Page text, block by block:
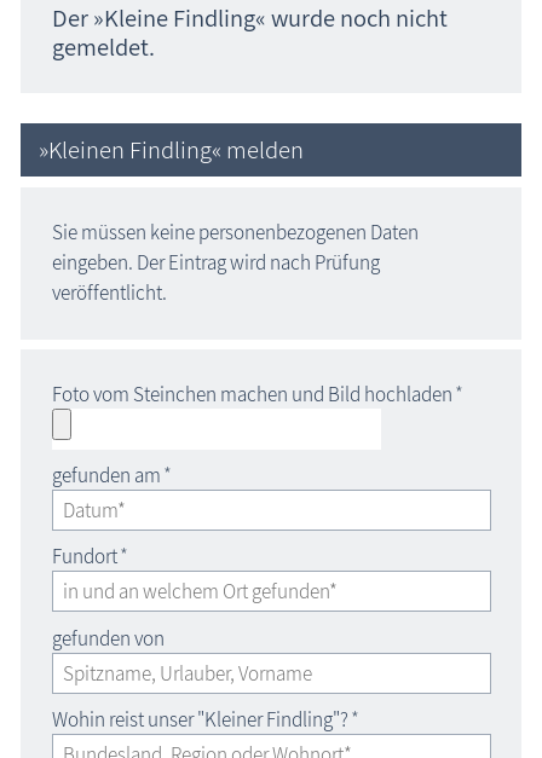
Der »Kleine Findling« wurde noch nicht
gemeldet.
»Kleinen Findling« melden
Sie müssen keine personenbezogenen Daten
eingeben. Der Eintrag wird nach Prüfung
veröffentlicht.
Foto vom Steinchen machen und Bild hochladen*
gefunden am*
Fundort*
gefunden von
Wohin reist unser "Kleiner Findling"?*